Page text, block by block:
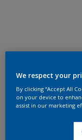
We respect your
By clicking “Accept All
on your device to
assist in our marketing